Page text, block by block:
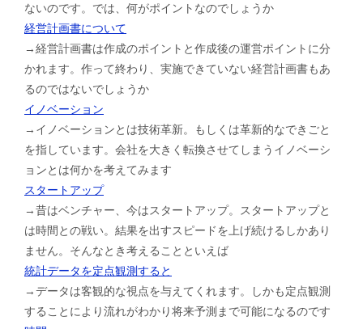
ないのです。では、何がポイントなのでしょうか
経営計画書について
→経営計画書は作成のポイントと作成後の運営ポイントに分
かれます。作って終わり、実施できていない経営計画書もあ
るのではないでしょうか
イノベーション
→イノベーションとは技術革新。もしくは革新的なできごと
を指しています。会社を大きく転換させてしまうイノベーシ
ョンとは何かを考えてみます
スタートアップ
→昔はベンチャー、今はスタートアップ。スタートアップと
は時間との戦い。結果を出すスピードを上げ続けるしかあり
ません。そんなとき考えることといえば
統計データを定点観測すると
→データは客観的な視点を与えてくれます。しかも定点観測
することにより流れがわかり将来予測まで可能になるのです